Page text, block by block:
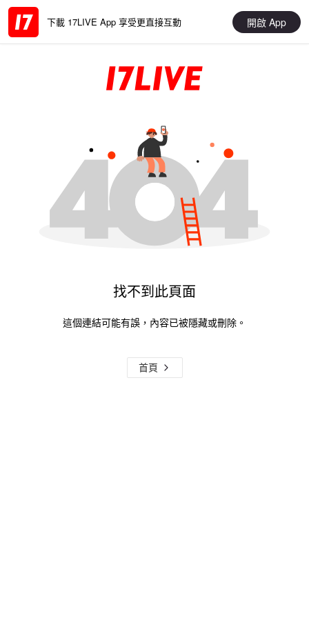
下載 17LIVE App 享受更直接互動 開啟 App
找不到此頁面
這個連結可能有誤，內容已被隱藏或刪除。
首頁